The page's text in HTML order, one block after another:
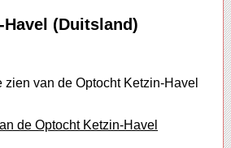
(Duitsland)
zien van de Optocht Ketzin-Havel
de Optocht Ketzin-Havel